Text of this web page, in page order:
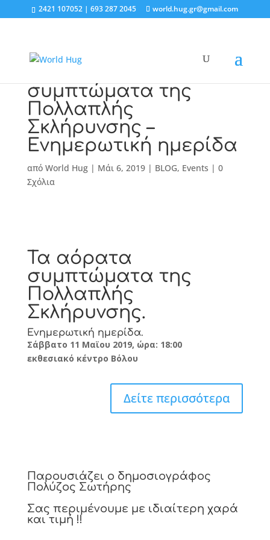
2421 107052 | 693 287 2045 world.hug.gr@gmail.com
συμπτώματα της
Πολλαπλής
Σκλήρυνσης –
Ενημερωτική ημερίδα
από World Hug| Μάι 6, 2019| BLOG, Events | 0
Σχόλια
Τα αόρατα
συμπτώματα της
Πολλαπλής
Σκλήρυνσης.
Ενημερωτική ημερίδα.
Σάββατο 11 Μαϊου 2019, ώρα: 18:00
εκθεσιακό κέντρο Βόλου
Δείτε περισσότερα
Παρουσιάζει ο δημοσιογράφος
Πολύζος Σωτήρης
Σας περιμένουμε με ιδιαίτερη χαρά
και τιμή !!